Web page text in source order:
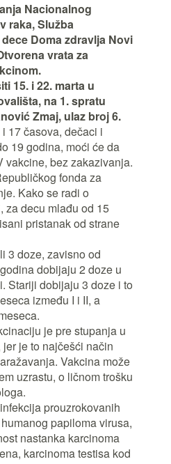
Nacionalnog
raka, Služba
Doma zdravlja Novi
vrata za
15. i 22. marta u
na 1. spratu
Zmaj, ulaz broj 6.
17 časova, dečaci i
19 godina, moći će da
vakcine, bez zakazivanja.
fonda za
Kako se radi o
za decu mlađu od 15
pristanak od strane
3 doze, zavisno od
dobijaju 2 doze u
Stariji dobijaju 3 doze i to
između I i II, a
je pre stupanja u
je to najčešći način
Vakcina može
uzrastu, o ličnom trošku
prouzrokovanih
papiloma virusa,
nastanka karcinoma
karcinoma testisa kod